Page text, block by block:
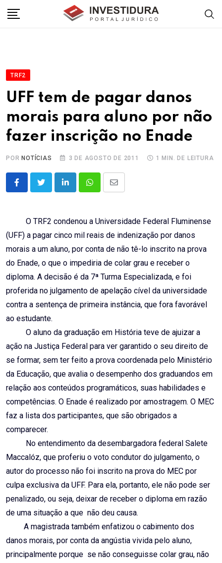
TRF2
UFF tem de pagar danos
morais para aluno por não
fazer inscrição no Enade
POR NOTÍCIAS 3 DE AGOSTO DE 2011 1 MIN. DE LEITURA
LinkedInWhatsappShare
Email
O TRF2 condenou a Universidade Federal Fluminense
(UFF) a pagar cinco mil reais de indenização por danos
morais a um aluno, por conta de não tê-lo inscrito na prova
do Enade, o que o impediria de colar grau e receber o
diploma. A decisão é da 7ª Turma Especializada, e foi
proferida no julgamento de apelação cível da universidade
contra a sentença de primeira instância, que fora favorável
ao estudante.
O aluno da graduação em História teve de ajuizar a
ação na Justiça Federal para ver garantido o seu direito de
se formar, sem ter feito a prova coordenada pelo Ministério
da Educação, que avalia o desempenho dos graduandos em
relação aos conteúdos programáticos, suas habilidades e
competências. O Enade é realizado por amostragem. O MEC
faz a lista dos participantes, que são obrigados a
comparecer.
No entendimento da desembargadora federal Salete
Maccalóz, que proferiu o voto condutor do julgamento, o
autor do processo não foi inscrito na prova do MEC por
culpa exclusiva da UFF. Para ela, portanto, ele não pode ser
penalizado, ou seja, deixar de receber o diploma em razão
de uma situação a que não deu causa.
A magistrada também enfatizou o cabimento dos
danos morais, por conta da angústia vivida pelo aluno,
principalmente porque se não conseguisse colar grau, não